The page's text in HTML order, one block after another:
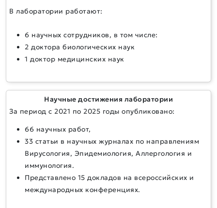
В лаборатории работают:
6 научных сотрудников, в том числе:
2 доктора биологических наук
1 доктор медицинских наук
Научные достижения лаборатории
За период с 2021 по 2025 годы опубликовано:
66 научных работ,
33 статьи в научных журналах по направлениям
Вирусология, Эпидемиология, Аллергология и
иммунология.
Представлено 15 докладов на всероссийских и
международных конференциях.